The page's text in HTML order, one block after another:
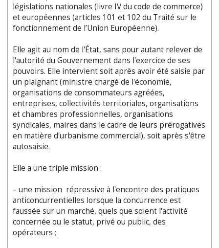
législations nationales (livre IV du code de commerce)
et européennes (articles 101 et 102 du Traité sur le
fonctionnement de l’Union Européenne).
Elle agit au nom de l'État, sans pour autant relever de
l'autorité du Gouvernement dans l'exercice de ses
pouvoirs. Elle intervient soit après avoir été saisie par
un plaignant (ministre chargé de l'économie,
organisations de consommateurs agréées,
entreprises, collectivités territoriales, organisations
et chambres professionnelles, organisations
syndicales, maires dans le cadre de leurs prérogatives
en matière d'urbanisme commercial), soit après s'être
autosaisie.
Elle a une triple mission :
– une mission répressive à l'encontre des pratiques
anticoncurrentielles lorsque la concurrence est
faussée sur un marché, quels que soient l'activité
concernée ou le statut, privé ou public, des
opérateurs ;